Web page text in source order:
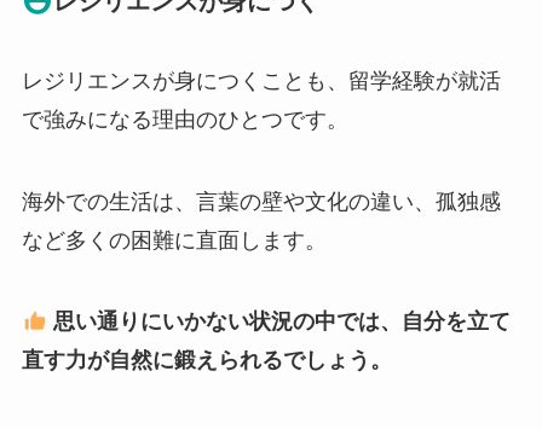
レジリエンスが身につくことも、留学経験が就活
で強みになる理由のひとつです。
海外での生活は、言葉の壁や文化の違い、孤独感
など多くの困難に直面します。
思い通りにいかない状況の中では、自分を立て
直す力が自然に鍛えられるでしょう。